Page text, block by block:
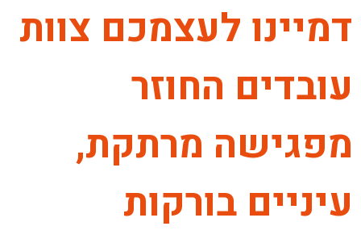
דמיינו לעצמכם צוות
עובדים החוזר
מפגישה מרתקת,
עיניים בורקות